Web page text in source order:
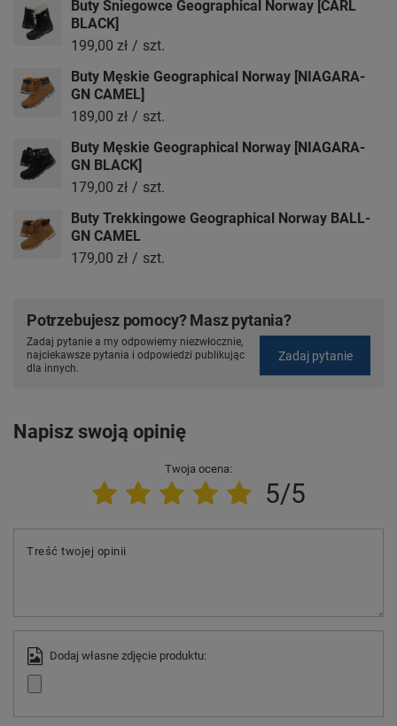
Buty Śniegowce Geographical Norway [CARL
BLACK]
199,00 zł / szt.
Buty Męskie Geographical Norway [NIAGARA-
GN CAMEL]
189,00 zł / szt.
Buty Męskie Geographical Norway [NIAGARA-
GN BLACK]
179,00 zł / szt.
Buty Trekkingowe Geographical Norway BALL-
GN CAMEL
179,00 zł / szt.
Potrzebujesz pomocy? Masz pytania?
Zadaj pytanie a my odpowiemy niezwłocznie,
najciekawsze pytania i odpowiedzi publikując
dla innych.
Zadaj pytanie
Napisz swoją opinię
Twoja ocena:
5/5
Treść twojej opinii
Dodaj własne zdjęcie produktu: